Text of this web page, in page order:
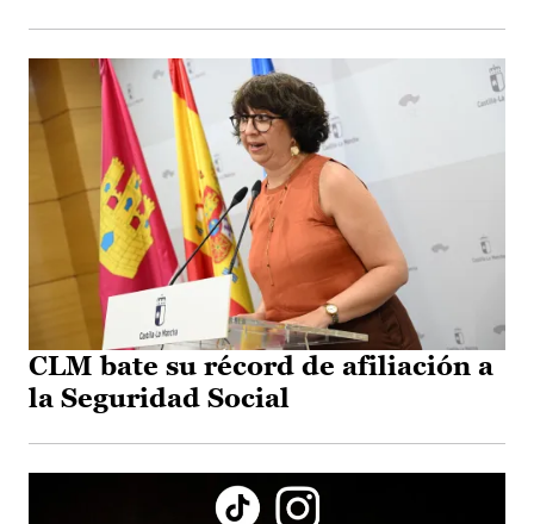
CLM bate su récord de afiliación a
la Seguridad Social